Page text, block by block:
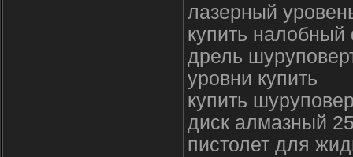
лазерный
купить
дрель
уровни купить
купить
диск алмазный
пистолет для